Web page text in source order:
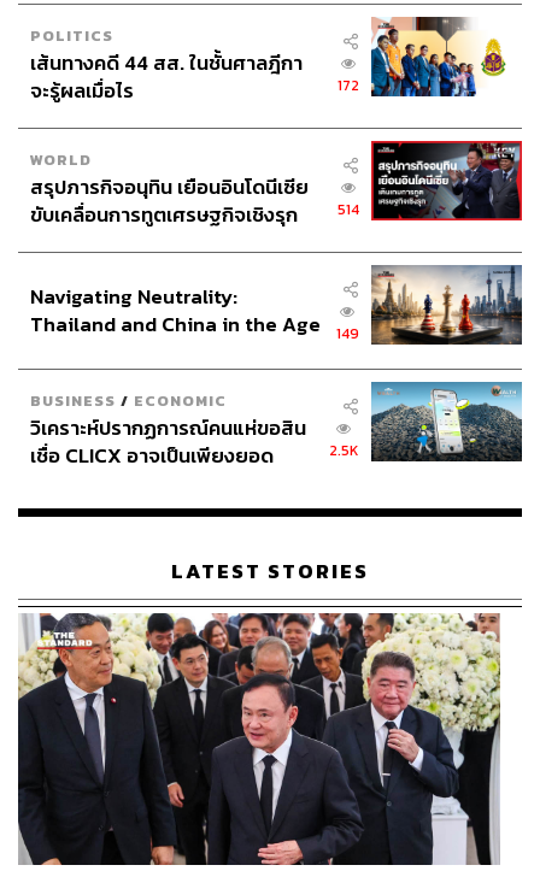
POLITICS
เส้นทางคดี 44 สส. ในชั้นศาลฎีกา
จะรู้ผลเมื่อไร
172
WORLD
สรุปภารกิจอนุทิน เยือนอินโดนีเซีย
ขับเคลื่อนการทูตเศรษฐกิจเชิงรุก
514
Navigating Neutrality:
Thailand and China in the Age
149
BUSINESS / ECONOMIC
วิเคราะห์ปรากฏการณ์คนแห่ขอสิน
เชื่อ CLICX อาจเป็นเพียงยอด
เรือนไทยที่ถูกซุกไว้
2.5K
LATEST STORIES